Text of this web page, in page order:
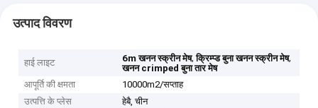
उत्पाद विवरण
हाई लाइट 6m खनन स्क्रीन मेष,क्रिम्प्ड बुना खनन स्क्रीन मेष,
खनन crimped बुना तार मेष
आपूर्ति की क्षमता
10000m2/सप्ताह
उत्पत्ति के प्लेस
हेबै, चीन